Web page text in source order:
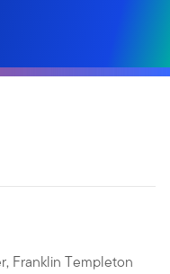
Franklin Templeton